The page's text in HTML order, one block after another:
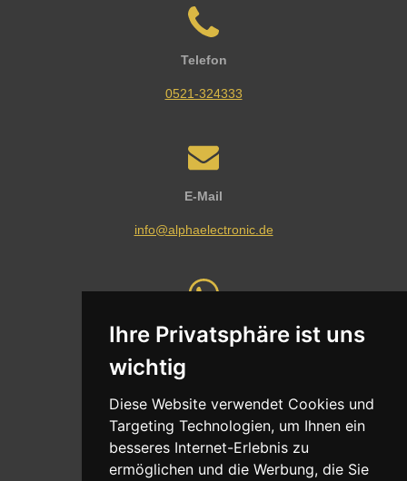
Ihre Privatsphäre ist uns
wichtig
Diese Website verwendet Cookies und
Targeting Technologien, um Ihnen ein
besseres Internet-Erlebnis zu
ermöglichen und die Werbung, die Sie
Telefon
0521-324333
E-Mail
info@alphaelectronic.de
Whatsapp
Nachricht senden
Adresse